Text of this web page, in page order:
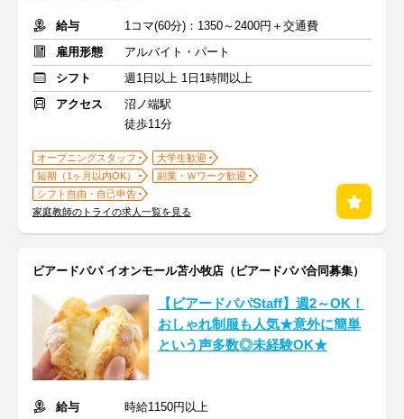
給与
1コマ(60分)：1350～2400円＋交通費
雇用形態
アルバイト・パート
シフト
週1日以上 1日1時間以上
アクセス
沼ノ端駅
徒歩11分
オープニングスタッフ
大学生歓迎
短期（1ヶ月以内OK）
副業・Ｗワーク歓迎
シフト自由・自己申告
家庭教師のトライの求人一覧を見る
ビアードパパ イオンモール苫小牧店（ビアードパパ合同募集）
【ビアードパパStaff】週2～OK！
おしゃれ制服も人気★意外に簡単
という声多数◎未経験OK★
給与
時給1150円以上